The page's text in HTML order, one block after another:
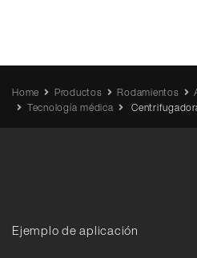
Home Productos Rodamientos
Tecnología médica
Ejemplo de aplicación